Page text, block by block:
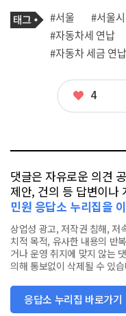
기
사
관
련
태
태
그
#서울 #서울시
#자동차세 연납
#자동차 세금 연
좋
4
댓글은 자유로운 의견
제안, 건의 등 답변이나
민원 응답소 누리집을
상업성 광고, 저작권 침해, 저
치적 목적, 유사한 내용의 반
거나 운영 취지에 맞지 않는
의해 통보없이 삭제될 수 있
응답소 누리집 바로가기